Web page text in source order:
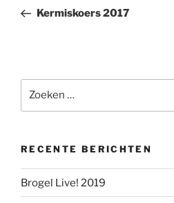
berichtKermiskoers 2017
naar:
RECENTE BERICHTEN
Brogel Live! 2019